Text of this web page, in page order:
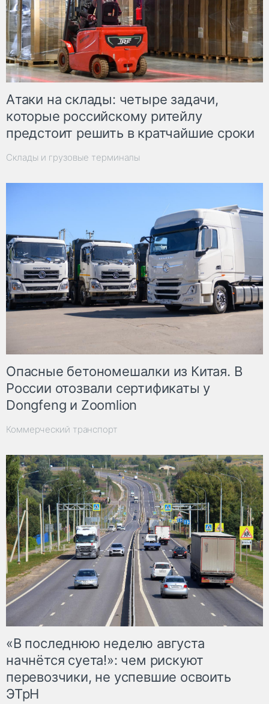
Атаки на склады: четыре задачи,
которые российскому ритейлу
предстоит решить в кратчайшие сроки
Склады и грузовые терминалы
Опасные бетономешалки из Китая. В
России отозвали сертификаты у
Dongfeng и Zoomlion
Коммерческий транспорт
«В последнюю неделю августа
начнётся суета!»: чем рискуют
перевозчики, не успевшие освоить
ЭТрН